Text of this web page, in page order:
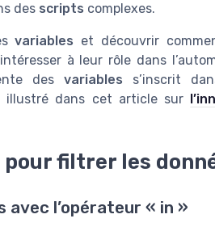
des scripts complexes.
variables et découvrir
à leur rôle dans
des variables s’inscrit
illustré dans cet article sur
filtrer les
l’opérateur « in »